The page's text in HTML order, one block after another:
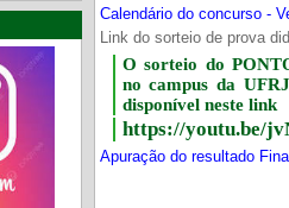
Calendário do concurso -
Link do sorteio de prova
O sorteio do
no campus da
disponível neste link
https://youtu.be/
Apuração do resultado Final